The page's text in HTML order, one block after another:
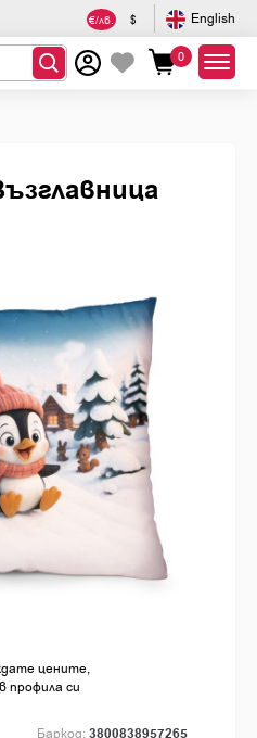
€/лв. $ English
0
цените,
профила си
Баркод: 3800838957265